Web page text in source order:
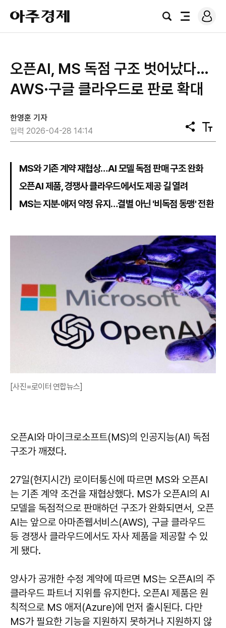
아
주
경
검
전
로
그
오픈AI, MS 독점 구조 벗어났다…
AWS·구글 클라우드로 판로 확대
한영훈 기자
입력 2026-04-28 14:14
공
유
텍
스
MS와 기존 계약 재협상…AI 모델 독점 판매 구조 완화
오픈AI 제품, 경쟁사 클라우드에서도 제공 길 열려
MS는 지분·애저 약정 유지…결별 아닌 '비독점 동맹' 전환
[사진=로이터 연합뉴스]
오픈AI와 마이크로소프트(MS)의 인공지능(AI) 독점
구조가 깨졌다.
27일(현지시간) 로이터통신에 따르면 MS와 오픈AI
는 기존 계약 조건을 재협상했다. MS가 오픈AI의 AI
모델을 독점적으로 판매하던 구조가 완화되면서, 오픈
AI는 앞으로 아마존웹서비스(AWS), 구글 클라우드
등 경쟁사 클라우드에서도 자사 제품을 제공할 수 있
게 됐다.
양사가 공개한 수정 계약에 따르면 MS는 오픈AI의 주
클라우드 파트너 지위를 유지한다. 오픈AI 제품은 원
칙적으로 MS 애저(Azure)에 먼저 출시된다. 다만
MS가 필요한 기능을 지원하지 못하거나 지원하지 않